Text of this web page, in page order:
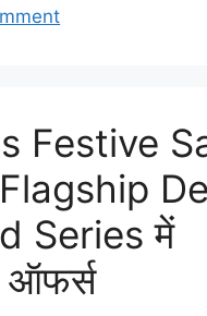
Festive
Series में
ऑफर्स